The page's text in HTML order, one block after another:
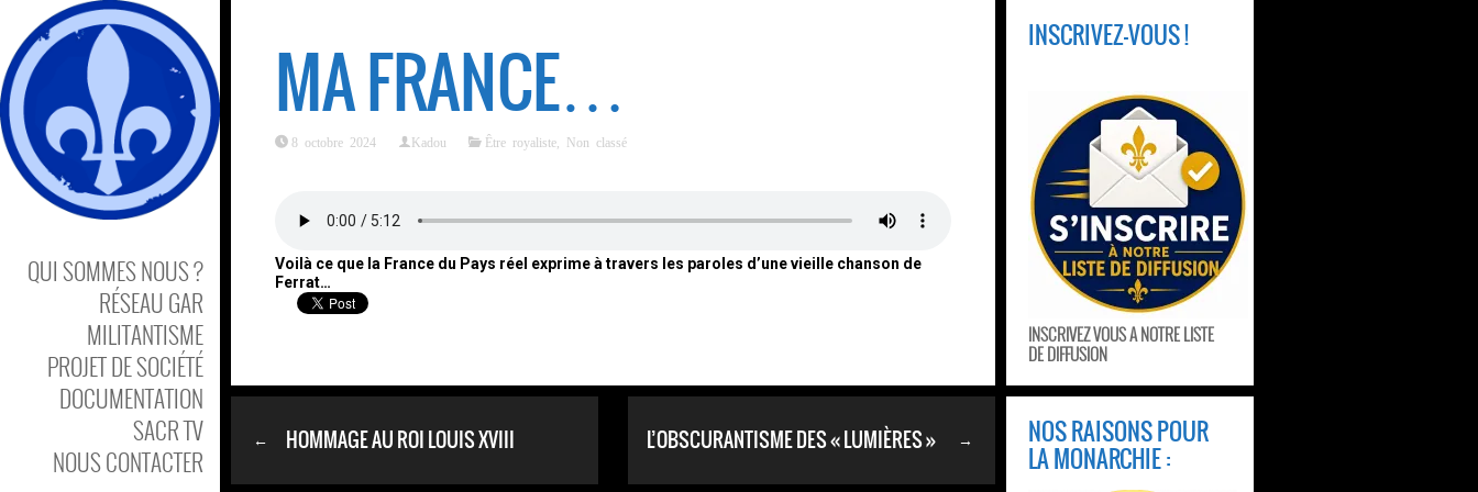
QUI SOMMES NOUS ?
RÉSEAU GAR
MILITANTISME
PROJET DE SOCIÉTÉ
DOCUMENTATION
SACR TV
NOUS CONTACTER
MA FRANCE…
8 octobre 2024 Kadou Être royaliste Non classé
Voilà ce que la France du Pays réel exprime à travers les paroles d’une vieille chanson de
Ferrat…
← HOMMAGE AU ROI LOUIS XVIII →
L’OBSCURANTISME DES « LUMIÈRES »
INSCRIVEZ-VOUS !
INSCRIVEZ VOUS A NOTRE LISTE
DE DIFFUSION
NOS RAISONS POUR
LA MONARCHIE :